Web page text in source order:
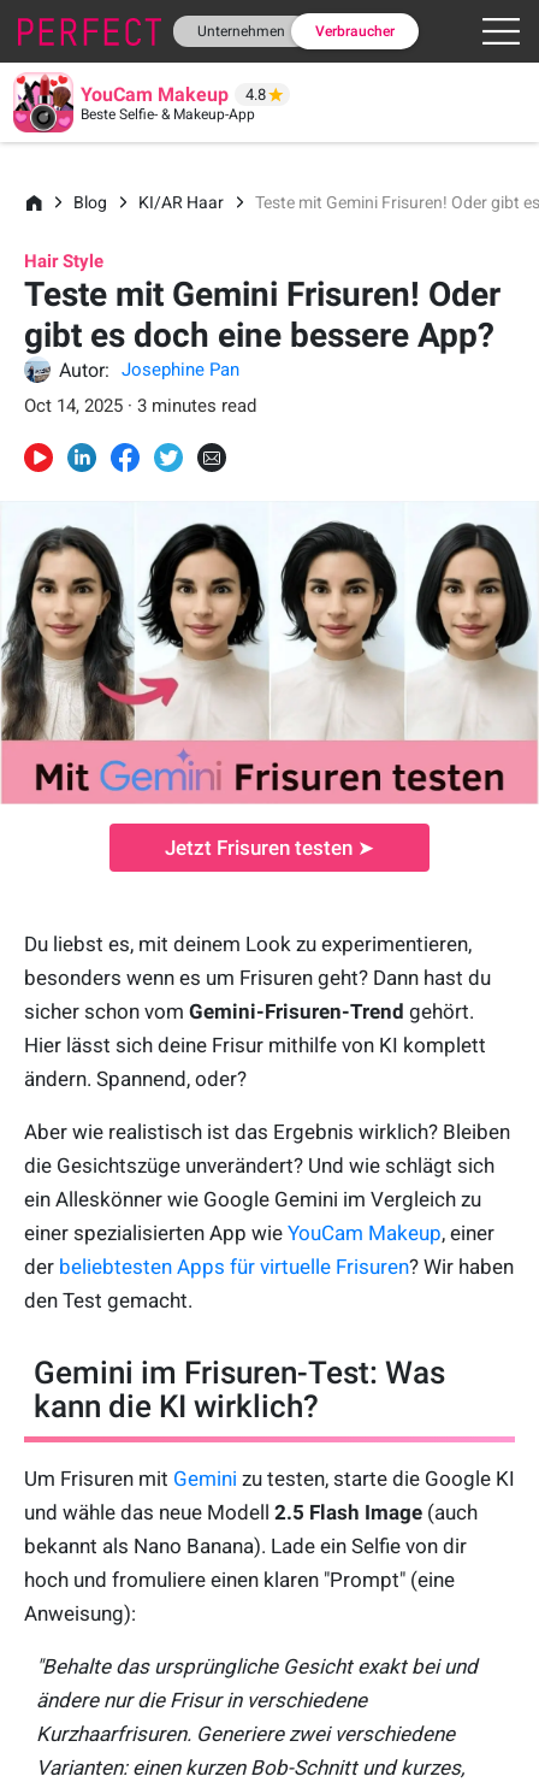
Unternehmen Verbraucher
YouCam Makeup 4.8
Beste Selfie- & Makeup-App
Blog KI/AR Haar Teste mit Gemini Frisuren! Oder gibt
Hair Style
Teste mit Gemini Frisuren! Oder
gibt es doch eine bessere App?
Autor:
Josephine Pan
Oct 14, 2025 · 3 minutes read
Jetzt Frisuren testen ➤
Du liebst es, mit deinem Look zu experimentieren,
besonders wenn es um Frisuren geht? Dann hast du
sicher schon vom Gemini-Frisuren-Trend gehört.
Hier lässt sich deine Frisur mithilfe von KI komplett
ändern. Spannend, oder?
Aber wie realistisch ist das Ergebnis wirklich? Bleiben
die Gesichtszüge unverändert? Und wie schlägt sich
ein Alleskönner wie Google Gemini im Vergleich zu
einer spezialisierten App wie YouCam Makeup, einer
der beliebtesten Apps für virtuelle Frisuren? Wir haben
den Test gemacht.
Gemini im Frisuren-Test: Was
kann die KI wirklich?
Um Frisuren mit Gemini zu testen, starte die Google KI
und wähle das neue Modell 2.5 Flash Image (auch
bekannt als Nano Banana). Lade ein Selfie von dir
hoch und fromuliere einen klaren "Prompt" (eine
Anweisung):
"Behalte das ursprüngliche Gesicht exakt bei und
ändere nur die Frisur in verschiedene
Kurzhaarfrisuren. Generiere zwei verschiedene
Varianten: einen kurzen Bob-Schnitt und kurzes,